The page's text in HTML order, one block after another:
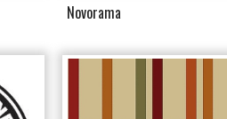
Novorama